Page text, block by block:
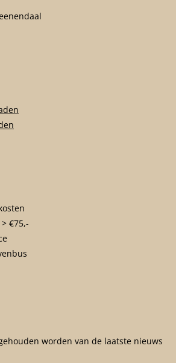
€75,-
worden van de laatste nieuws